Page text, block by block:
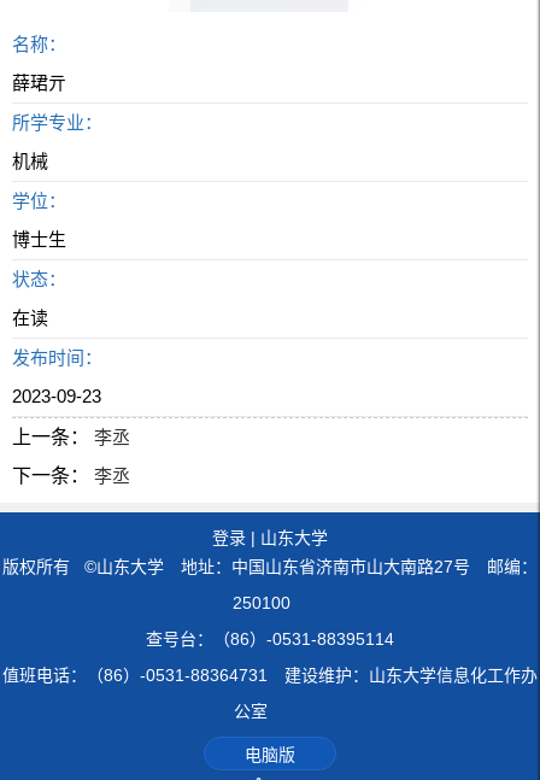
名称：
薛珺亓
所学专业：
机械
学位：
博士生
状态：
在读
发布时间：
2023-09-23
上一条：
李丞
下一条：
李丞
登录 | 山东大学
版权所有 ©山东大学 地址：中国山东省济南市山大南路27号 邮编：
250100
查号台：（86）-0531-88395114
值班电话：（86）-0531-88364731 建设维护：山东大学信息化工作办
公室
电脑版